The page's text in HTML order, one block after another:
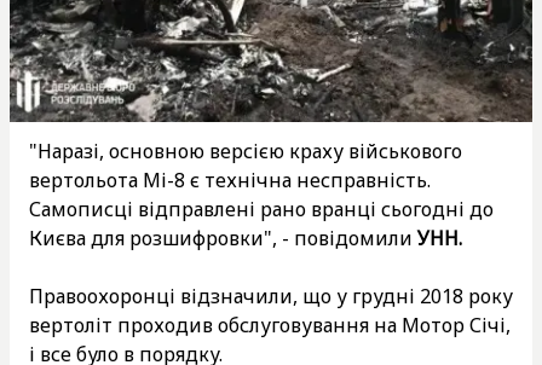
"Наразі, основною версією краху військового
вертольота Мі-8 є технічна несправність.
Самописці відправлені рано вранці сьогодні до
Києва для розшифровки", - повідомилиУНН.
Правоохоронці відзначили, що у грудні 2018 року
вертоліт проходив обслуговування на Мотор Січі,
і все було в порядку.